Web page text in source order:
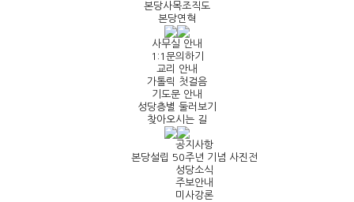
본당사목조직도
본당연혁
사무실 안내
1:1문의하기
교리 안내
가톨릭 첫걸음
기도문 안내
성당층별 둘러보기
찾아오시는 길
공지사항
본당설립 50주년 기념 사진전
성당소식
주보안내
미사강론